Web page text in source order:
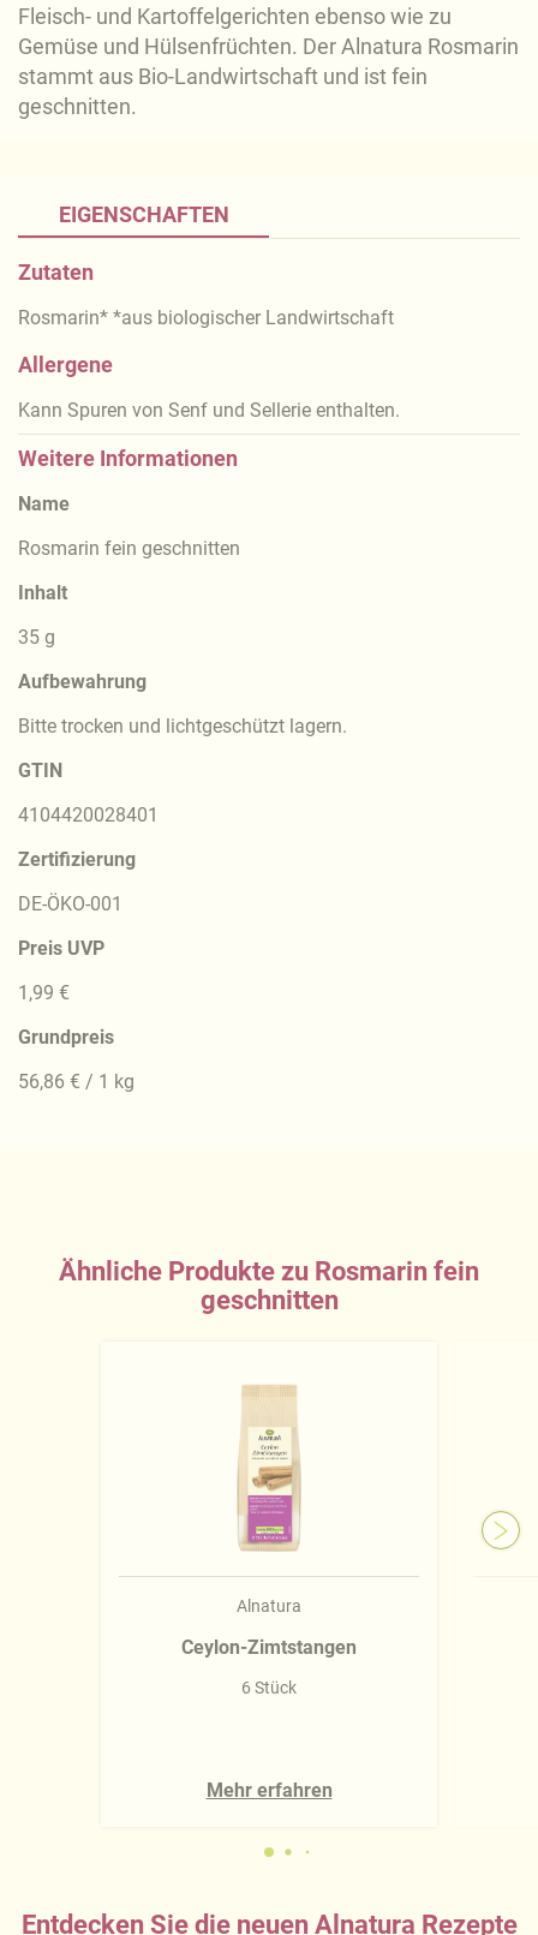
Fleisch- und Kartoffelgerichten ebenso wie zu
Gemüse und Hülsenfrüchten. Der Alnatura Rosmarin
stammt aus Bio-Landwirtschaft und ist fein
geschnitten.
EIGENSCHAFTEN
Zutaten
Rosmarin* *aus biologischer Landwirtschaft
Allergene
Kann Spuren von Senf und Sellerie enthalten.
Weitere Informationen
Name
Rosmarin fein geschnitten
Inhalt
35 g
Aufbewahrung
Bitte trocken und lichtgeschützt lagern.
GTIN
4104420028401
Zertifizierung
DE-ÖKO-001
Preis UVP
1,99 €
Grundpreis
56,86 € / 1 kg
Ähnliche Produkte zu Rosmarin fein
geschnitten
Alnatura
Ceylon-Zimtstangen
6 Stück
Mehr erfahren
Entdecken Sie die neuen Alnatura Rezepte